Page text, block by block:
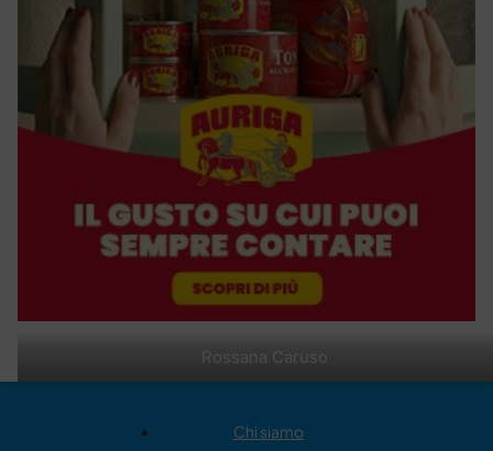
Rossana Caruso
Chi siamo